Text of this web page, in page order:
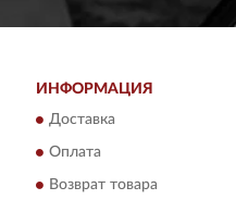
ИНФОРМАЦИЯ
Доставка
Оплата
Возврат товара